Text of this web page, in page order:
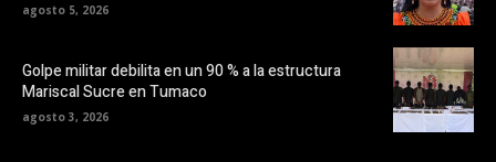
agosto 5, 2026
Golpe militar debilita en un 90 % a la estructura
Mariscal Sucre en Tumaco
agosto 3, 2026